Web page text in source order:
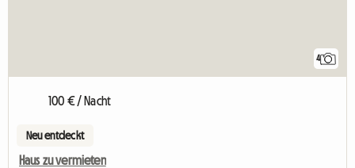
4
100 € / Nacht
Neu entdeckt
Haus zu vermieten